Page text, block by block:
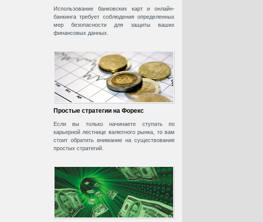
Использование банковских карт и онлайн-
банкинга требует соблюдения определенных
мер безопасности для защиты ваших
финансовых данных.
Простые стратегии на Форекс
Если вы только начинаете ступать по
карьерной лестнице валютного рынка, то вам
стоит обратить внимание на существование
простых стратегий.